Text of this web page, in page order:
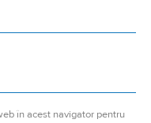
în acest navigator pentru